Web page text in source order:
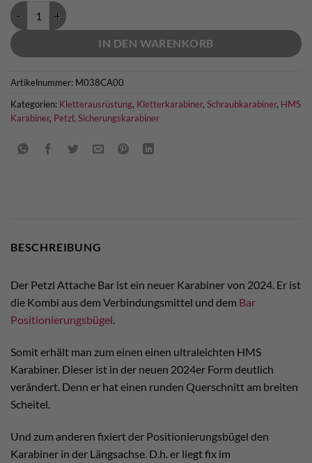
Petzl Attache Bar Menge
IN DEN WARENKORB
Artikelnummer: M038CA00
Kategorien: Kletterausrüstung, Kletterkarabiner, Schraubkarabiner, HMS
Karabiner, Petzl, Sicherungskarabiner
BESCHREIBUNG
Der Petzl Attache Bar ist ein neuer Karabiner von 2024. Er ist
die Kombi aus dem Verbindungsmittel und dem Bar
Positionierungsbügel.
Somit erhält man zum einen einen ultraleichten HMS
Karabiner. Dieser ist in der neuen 2024er Form deutlich
verändert. Denn er hat einen runden Querschnitt am breiten
Scheitel.
Und zum anderen fixiert der Positionierungsbügel den
Karabiner in der Längsachse. D.h. er liegt fix im